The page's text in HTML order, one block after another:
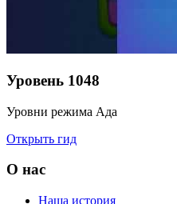
Уровень 1048
Уровни режима Ада
Открыть гид
О нас
Наша история